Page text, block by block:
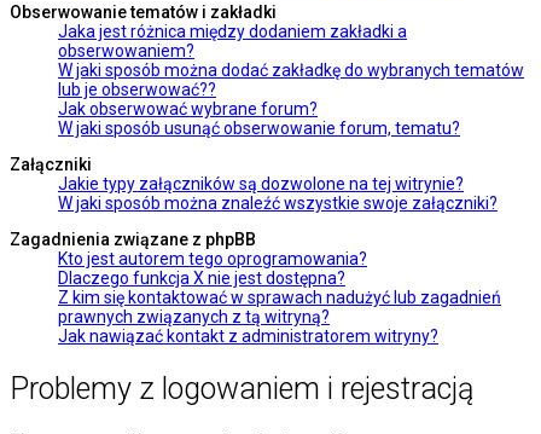
Obserwowanie tematów i zakładki
Jaka jest różnica między dodaniem zakładki a
obserwowaniem?
W jaki sposób można dodać zakładkę do wybranych tematów
lub je obserwować??
Jak obserwować wybrane forum?
W jaki sposób usunąć obserwowanie forum, tematu?
Załączniki
Jakie typy załączników są dozwolone na tej witrynie?
W jaki sposób można znaleźć wszystkie swoje załączniki?
Zagadnienia związane z phpBB
Kto jest autorem tego oprogramowania?
Dlaczego funkcja X nie jest dostępna?
Z kim się kontaktować w sprawach nadużyć lub zagadnień
prawnych związanych z tą witryną?
Jak nawiązać kontakt z administratorem witryny?
Problemy z logowaniem i rejestracją